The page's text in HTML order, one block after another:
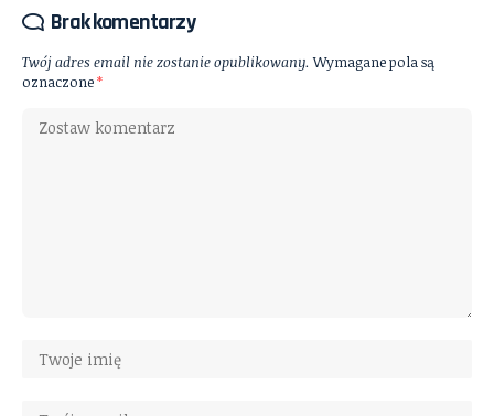
Brak komentarzy
Twój adres email nie zostanie opublikowany. Wymagane pola są
oznaczone*